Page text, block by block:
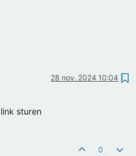
28 nov. 2024 10:04
sturen
0